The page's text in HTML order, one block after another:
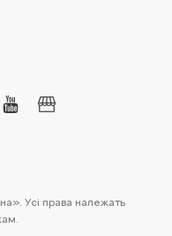
youtubebusiness
Усі права належать